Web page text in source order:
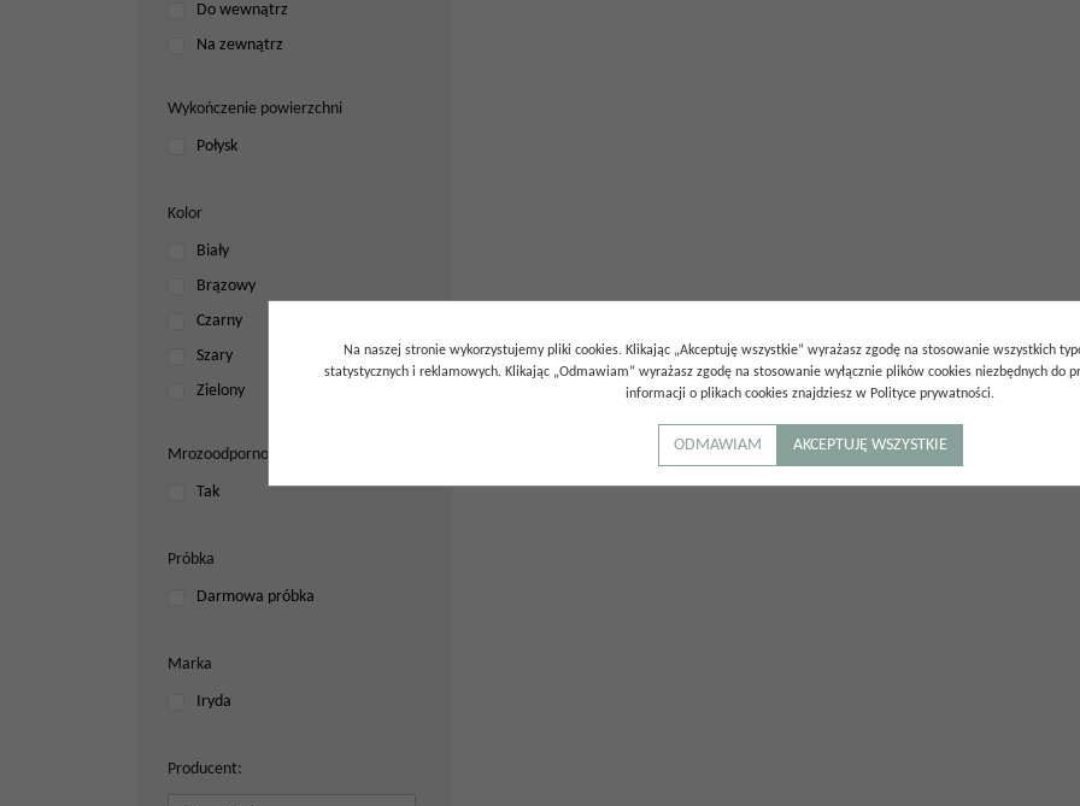
Do wewnątrz
Na zewnątrz
Wykończenie powierzchni
Połysk
Kolor
Biały
Brązowy
Czarny
Szary
Zielony
Mrozoodporność
Tak
Próbka
Darmowa próbka
Marka
Iryda
Producent:
Na naszej stronie wykorzystujemy pliki cookies. Klikając „Akceptuję wszystkie” wyrażasz zgodę na stosowanie wszystkich
statystycznych i reklamowych. Klikając „Odmawiam” wyrażasz zgodę na stosowanie wyłącznie plików cookies niezbędnych do
informacji o plikach cookies znajdziesz w Polityce prywatności.
ODMAWIAM AKCEPTUJĘ WSZYSTKIE